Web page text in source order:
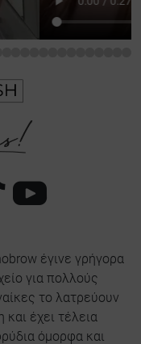
έγινε γρήγορα
για πολλούς
το λατρεύουν
έχει τέλεια
όμορφα και